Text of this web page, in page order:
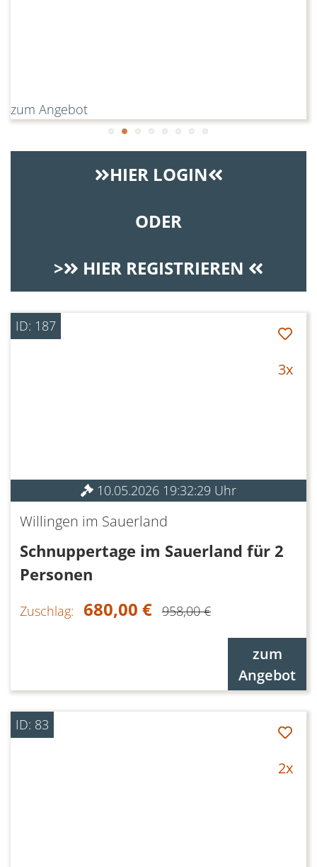
zum Angebot
zum Angebot
zum Angebot
zum Angebot
zum Angebot
zum Angebot
zum Angebot
zum Angebot
HIER LOGIN
ODER
>
HIER REGISTRIEREN
ID: 187
3x
10.05.2026 19:32:29 Uhr
Willingen im Sauerland
Schnuppertage im Sauerland für 2
Personen
Zuschlag: 680,00 € 958,00 €
zum
Angebot
ID: 83
2x